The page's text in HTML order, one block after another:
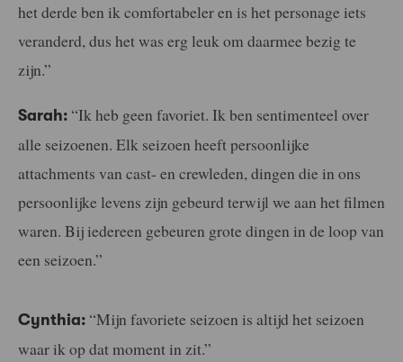
het derde ben ik comfortabeler en is het personage iets
veranderd, dus het was erg leuk om daarmee bezig te
zijn.”
Sarah: “Ik heb geen favoriet. Ik ben sentimenteel over
alle seizoenen. Elk seizoen heeft persoonlijke
attachments van cast- en crewleden, dingen die in ons
persoonlijke levens zijn gebeurd terwijl we aan het filmen
waren. Bij iedereen gebeuren grote dingen in de loop van
een seizoen.”
Cynthia: “Mijn favoriete seizoen is altijd het seizoen
waar ik op dat moment in zit.”